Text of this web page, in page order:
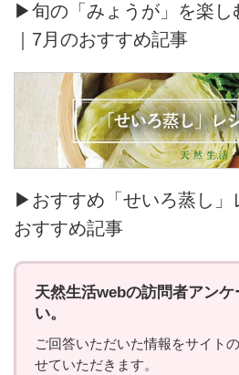
▶旬の「みょうが」を楽し
｜7月のおすすめ記事
▶おすすめ「せいろ蒸し」
おすすめ記事